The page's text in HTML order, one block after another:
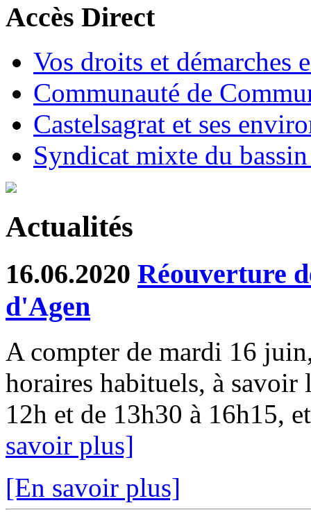
Accès Direct
Vos droits et démarches
Communauté de
Castelsagrat et ses
Syndicat mixte du
Actualités
16.06.2020 Réouverture
d'Agen
A compter de mardi 16
horaires habituels, à
12h et de 13h30 à 16h15,
savoir plus]
[En savoir plus]